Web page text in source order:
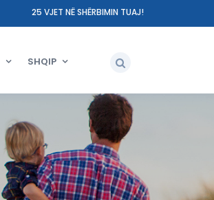
25 VJET NË SHËRBIMIN TUAJ!
SHQIP